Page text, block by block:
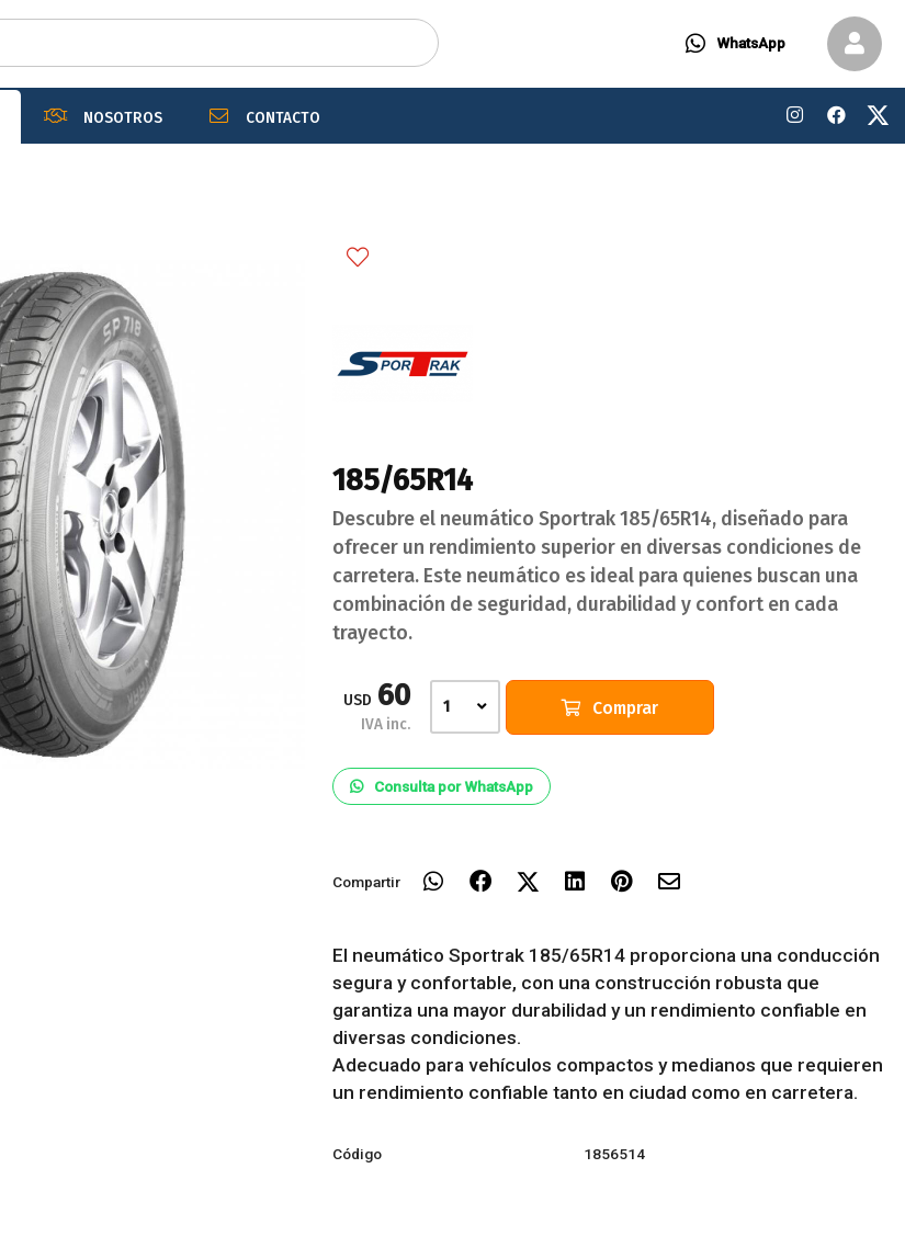
Enviar
WhatsApp
NOSOTROS CONTACTO
185/65R14
Descubre el neumático Sportrak 185/65R14, diseñado para
ofrecer un rendimiento superior en diversas condiciones de
carretera. Este neumático es ideal para quienes buscan una
combinación de seguridad, durabilidad y confort en cada
trayecto.
USD 60
IVA inc.
1 Comprar
Consulta por WhatsApp
Compartir
El neumático Sportrak 185/65R14 proporciona una conducción
segura y confortable, con una construcción robusta que
garantiza una mayor durabilidad y un rendimiento confiable en
diversas condiciones.
Adecuado para vehículos compactos y medianos que requieren
un rendimiento confiable tanto en ciudad como en carretera.
Código 1856514